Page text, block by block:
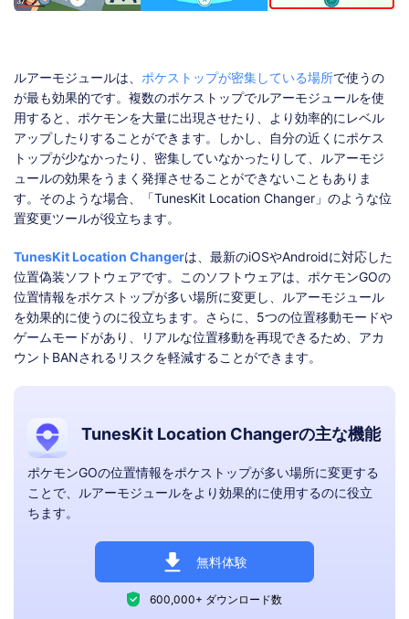
ルアーモジュールは、 ポケストップが密集している場所で使うの
が最も効果的です。複数のポケストップでルアーモジュールを使
用すると、ポケモンを大量に出現させたり、より効率的にレベル
アップしたりすることができます。しかし、自分の近くにポケス
トップが少なかったり、密集していなかったりして、ルアーモジ
ュールの効果をうまく発揮させることができないこともありま
す。そのような場合、「TunesKit Location Changer」のような位
置変更ツールが役立ちます。
TunesKit Location Changerは、最新のiOSやAndroidに対応した
位置偽装ソフトウェアです。このソフトウェアは、ポケモンGOの
位置情報をポケストップが多い場所に変更し、ルアーモジュール
を効果的に使うのに役立ちます。さらに、5つの位置移動モードや
ゲームモードがあり、リアルな位置移動を再現できるため、アカ
ウントBANされるリスクを軽減することができます。
TunesKit Location Changerの主な機能
ポケモンGOの位置情報をポケストップが多い場所に変更する
ことで、ルアーモジュールをより効果的に使用するのに役立
ちます。
無料体験
600,000+ ダウンロード数